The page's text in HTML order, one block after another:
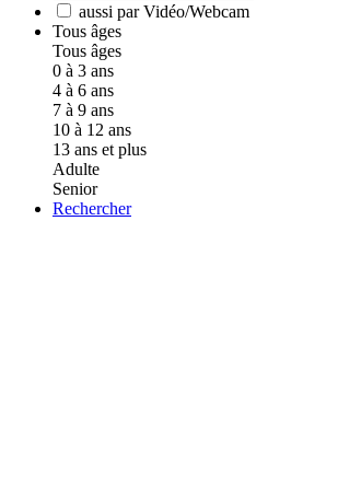
aussi par Vidéo/Webcam
Tous âges
Tous âges
0 à 3 ans
4 à 6 ans
7 à 9 ans
10 à 12 ans
13 ans et plus
Adulte
Senior
Rechercher